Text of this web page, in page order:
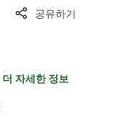
공유하기
더 자세한 정보